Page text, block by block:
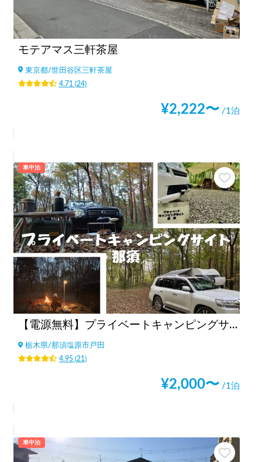
モテアマス三軒茶屋
東京都/世田谷区三軒茶屋
4.71 (24)
¥2,222〜 /1泊
車中泊
【電源無料】プライベートキャンピングサイト那須
栃木県/那須塩原市戸田
4.95(21 )
¥2,000〜 /1泊
車中泊